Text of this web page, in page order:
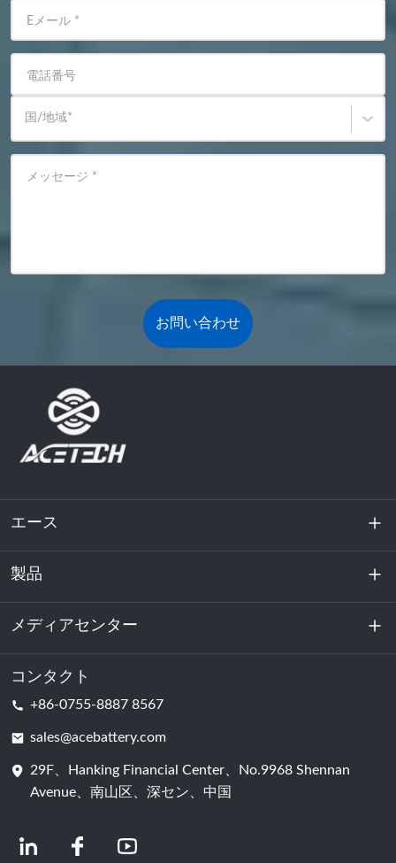
Eメール *
電話番号
国/地域*
メッセージ *
お問い合わせ
エース
私たちに関しては
持続可能性
製品
エネルギー貯蔵
データセンターおよびサーバー室
バッテリーセル
メディアセンター
ニュース
コンタクト
+86-0755-8887 8567
sales@acebattery.com
29F、Hanking Financial Center、No.9968 Shennan
Avenue、南山区、深セン、中国